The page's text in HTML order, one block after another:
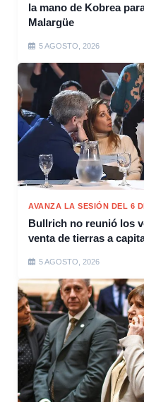
la mano de Kobrea
Malargüe
5 AGOSTO, 2026
AVANZA LA SESIÓN DEL 6
Bullrich no reunió los
venta de tierras a
5 AGOSTO, 2026